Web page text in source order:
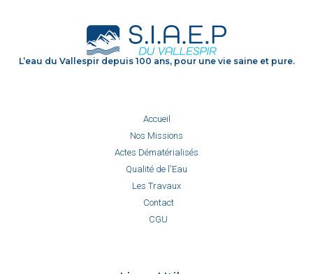
L’eau du Vallespir depuis 100 ans, pour une vie saine et pure.
Accueil
Nos Missions
Actes Dématérialisés
Qualité de l'Eau
Les Travaux
Contact
CGU